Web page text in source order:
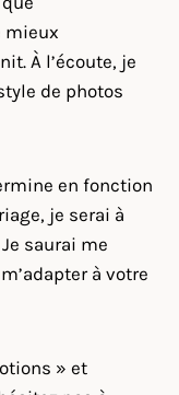
mieux
À l’écoute, je
de photos
en fonction
je serai à
Je saurai me
à votre
» et